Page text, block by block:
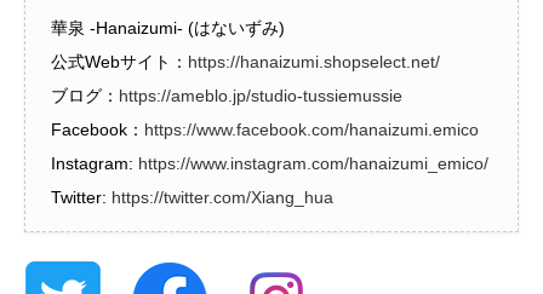
華泉 -Hanaizumi- (はないずみ)
公式Webサイト： https://hanaizumi.shopselect.net/
ブログ： https://ameblo.jp/studio-tussiemussie
Facebook： https://www.facebook.com/hanaizumi.emico
Instagram: https://www.instagram.com/hanaizumi_emico/
Twitter: https://twitter.com/Xiang_hua